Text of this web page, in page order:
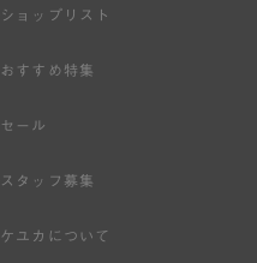
ショップリスト
おすすめ特集
セール
スタッフ募集
ケユカについて